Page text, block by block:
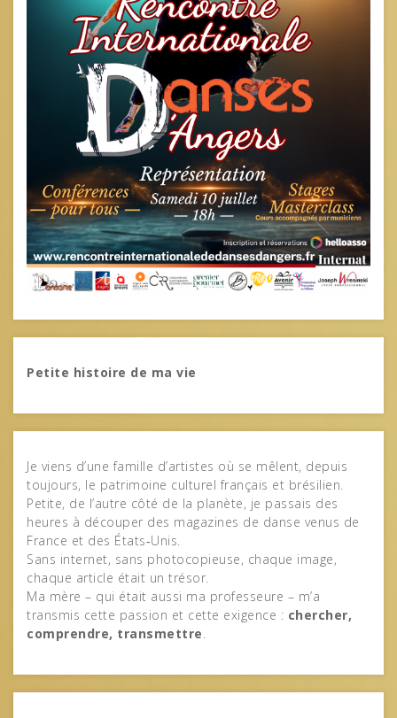
Petite histoire de ma vie
Je viens d’une famille d’artistes où se mêlent, depuis
toujours, le patrimoine culturel français et brésilien.
Petite, de l’autre côté de la planète, je passais des
heures à découper des magazines de danse venus de
France et des États‑Unis.
Sans internet, sans photocopieuse, chaque image,
chaque article était un trésor.
Ma mère – qui était aussi ma professeure – m’a
transmis cette passion et cette exigence : chercher,
comprendre, transmettre.